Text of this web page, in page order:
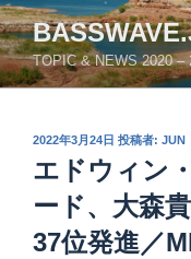
コ
ン
テ
ン
TOPIC & NEWS 2020 –
投
日:
2022年3月24日 投稿者: JUN
エドウィン
ード、大森
37位発進／